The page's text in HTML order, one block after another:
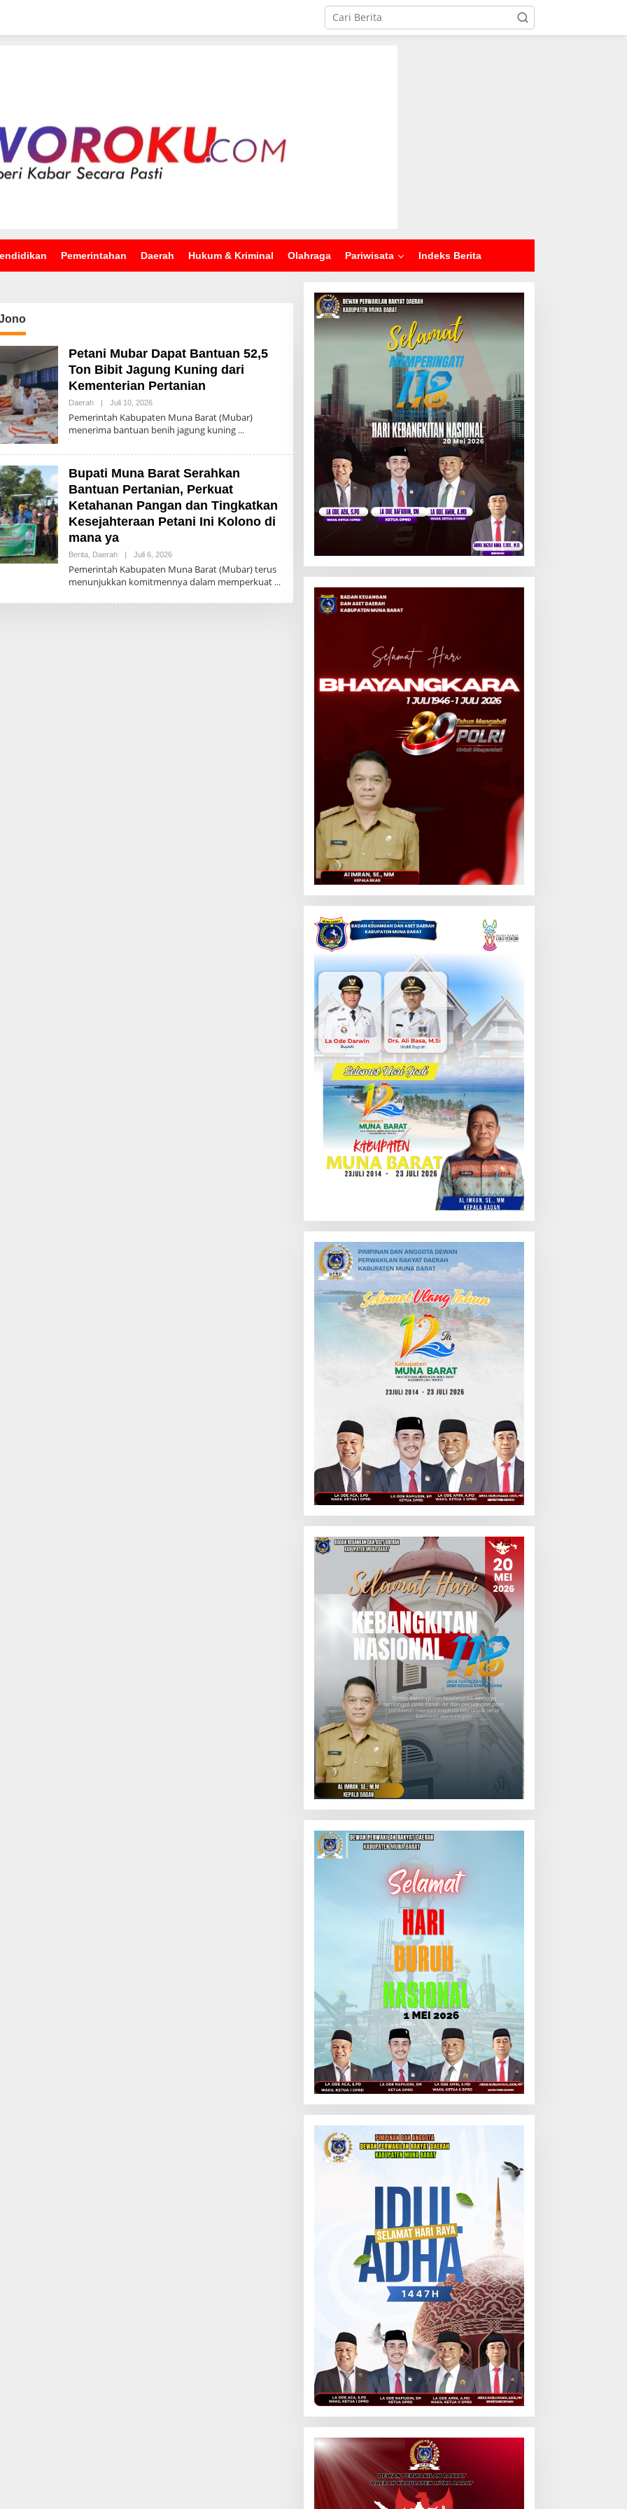
Pemerintahan Daerah Hukum & Kriminal Olahraga Pariwisata Indeks Berita
Petani Mubar Dapat Bantuan 52,5
Ton Bibit Jagung Kuning dari
Kementerian Pertanian
Daerah | Juli 10, 2026Oleh
Sanjaya
Pemerintah Kabupaten Muna Barat (Mubar)
menerima bantuan benih jagung kuning
Bupati Muna Barat Serahkan
Bantuan Pertanian, Perkuat
Ketahanan Pangan dan Tingkatkan
Kesejahteraan Petani Ini Kolono di
mana ya
Berita, Daerah | Juli 6, 2026Oleh
Sanjaya
Pemerintah Kabupaten Muna Barat (Mubar) terus
menunjukkan komitmennya dalam memperkuat